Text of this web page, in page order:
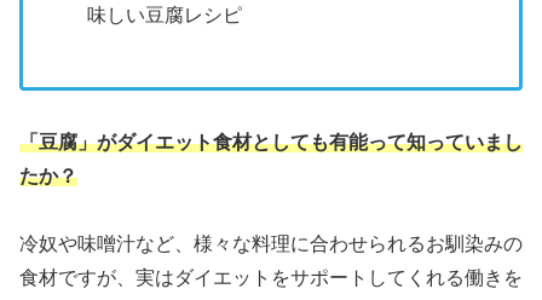
味しい豆腐レシピ
「豆腐」がダイエット食材としても有能って知っていまし
たか？
冷奴や味噌汁など、様々な料理に合わせられるお馴染みの
食材ですが、実はダイエットをサポートしてくれる働きを